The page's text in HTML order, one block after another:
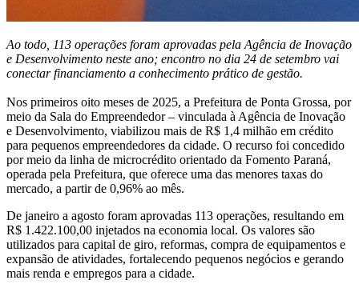
Ao todo, 113 operações foram aprovadas pela Agência de Inovação
e Desenvolvimento neste ano; encontro no dia 24 de setembro vai
conectar financiamento a conhecimento prático de gestão.
Nos primeiros oito meses de 2025, a Prefeitura de Ponta Grossa, por
meio da Sala do Empreendedor – vinculada à Agência de Inovação
e Desenvolvimento, viabilizou mais de R$ 1,4 milhão em crédito
para pequenos empreendedores da cidade. O recurso foi concedido
por meio da linha de microcrédito orientado da Fomento Paraná,
operada pela Prefeitura, que oferece uma das menores taxas do
mercado, a partir de 0,96% ao mês.
De janeiro a agosto foram aprovadas 113 operações, resultando em
R$ 1.422.100,00 injetados na economia local. Os valores são
utilizados para capital de giro, reformas, compra de equipamentos e
expansão de atividades, fortalecendo pequenos negócios e gerando
mais renda e empregos para a cidade.